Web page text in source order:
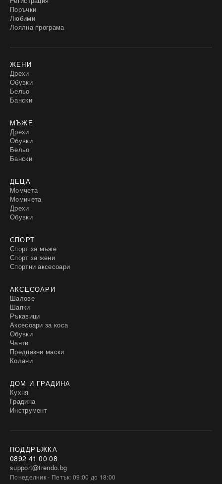
Поръчки
Любими
Лоялна програма
ЖЕНИ
Дрехи
Обувки
Бельо
Бански
МЪЖЕ
Дрехи
Обувки
Бельо
Бански
ДЕЦА
Момчета
Момичета
Дрехи
Обувки
СПОРТ
Спорт за мъже
Спорт за жени
Спортни аксесоари
АКСЕСОАРИ
Шалове
Шапки
Ръкавици
Аксесоари за коса
Обувки
Чанти
Предпазни маски
Колани
ДОМ И ГРАДИНА
Кухня
Градина
Инструмент
ПОДДРЪЖКА
0892 41 00 08
support@trendo.bg
Понеделник - Петък: 09:00 до 18:00